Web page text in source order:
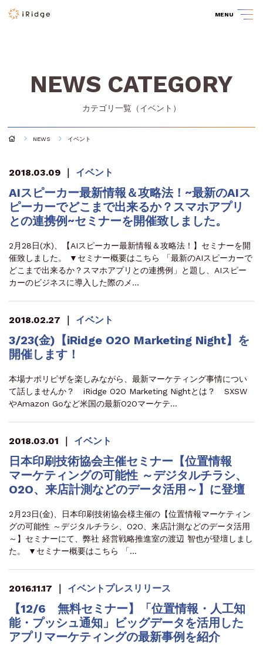
MENU
NEWS CATEGORY
カテゴリ一覧（イベント ）
NEWS イベント
2018.03.09 ｜ イベント
AIスピーカー最新情報＆攻略法！~最新のAIス
ピーカーでどこまで出来るか？スマホアプリ
との連携例~セミナーを開催致しました。
2月28日(水)、【AIスピーカー最新情報＆攻略法！】セミナーを開
催致しました。 ▼セミナー概要はこちら 「最新のAIスピーカーで
どこまで出来るか？スマホアプリとの連携例」と題し、AIスピー
カーのビジネスに導入した際のメ…
2018.02.27 ｜ イベント
3/23(金)【iRidge O2O Marketing Night】を
開催します！
本場ナポリピザを楽しみながら、最新マーケティング事情につい
て話しませんか？ iRidge O2O Marketing Nightとは？ SXSW
やAmazon Goなど米国の最新O2Oマーケテ…
2018.03.01 ｜ イベント
日本印刷技術協会主催セミナー【位置情報
マーケティングの可能性 ～デジタルチラシ、
O2O、来店計測などのデータ活用～】に登壇
2月23日(金)、日本印刷技術協会様主催の【位置情報マーケティン
グの可能性 ～デジタルチラシ、O2O、来店計測などのデータ活用
～】セミナーにて、弊社 経営戦略推進室の渡辺 智也が登壇しまし
た。 ▼セミナー概要はこちら 「…
2016.11.17 ｜ イベント プレスリリース
【12/6 無料セミナー】「位置情報・人工知
能・プッシュ通知」ビッグデータを活用した
アプリマーケティングの最新事例を紹介